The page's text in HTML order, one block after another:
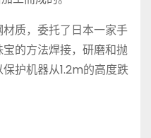
质，委托了日本一家手
的方法焊接，研磨和抛
护机器从1.2m的高度跌